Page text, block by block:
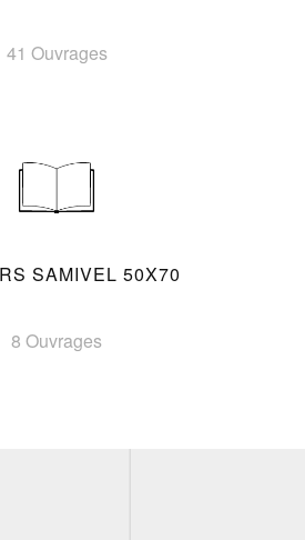
41 Ouvrages
SAMIVEL 50X70
8 Ouvrages